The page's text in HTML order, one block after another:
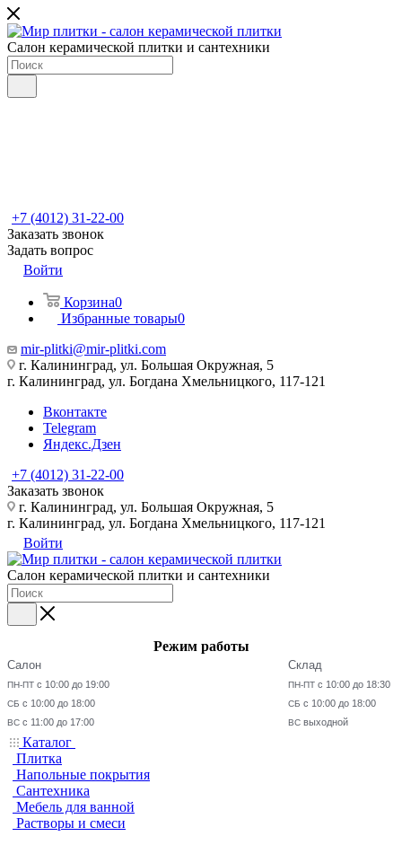
Салон керамической плитки и сантехники
+7 (4012) 31-22-00
Заказать звонок
Задать вопрос
Войти
Корзина0
Избранные товары0
mir-plitki@mir-plitki.com
г. Калининград, ул. Большая Окружная, 5
г. Калининград, ул. Богдана Хмельницкого, 117-121
Вконтакте
Telegram
Яндекс.Дзен
+7 (4012) 31-22-00
Заказать звонок
г. Калининград, ул. Большая Окружная, 5
г. Калининград, ул. Богдана Хмельницкого, 117-121
Войти
Салон керамической плитки и сантехники
Режим работы
Салон
ПН-ПТ с 10:00 до 19:00
СБ с 10:00 до 18:00
ВС с 11:00 до 17:00
Склад
ПН-ПТ с 10:00 до 18:30
СБ с 10:00 до 18:00
ВС выходной
Каталог
Плитка
Напольные покрытия
Сантехника
Мебель для ванной
Растворы и смеси